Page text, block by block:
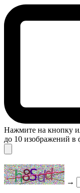
Нажмите на кнопку
до 10 изображений в
→